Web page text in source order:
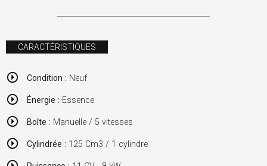
CARACTÉRISTIQUES
Condition : Neuf
Énergie : Essence
Boîte : Manuelle / 5 vitesses
Cylindrée : 125 Cm3 / 1 cylindre